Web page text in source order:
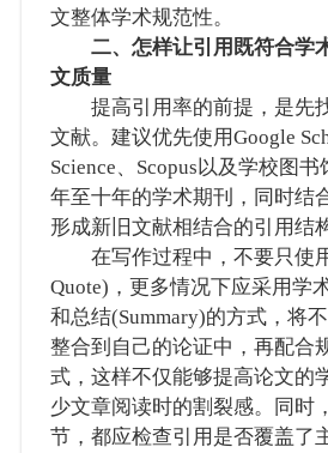
文整体学术规范性。
二、怎样让引用既符合学
文质量
提高引用率的前提，是先
文献。建议优先使用Google
Science、Scopus以及学校图
年至十年的学术期刊，同时结
形成新旧文献相结合的引用结
在写作过程中，不要只使
Quote)，更多情况下应采用学
和总结(Summary)的方式，将
整合到自己的论证中，再配合
式，这样不仅能够提高论文的
少文章阅读时的割裂感。同时
节，都应检查引用是否覆盖了